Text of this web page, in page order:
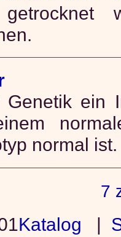
getrocknet
Genetik ein
normal ist.
7
Katalog